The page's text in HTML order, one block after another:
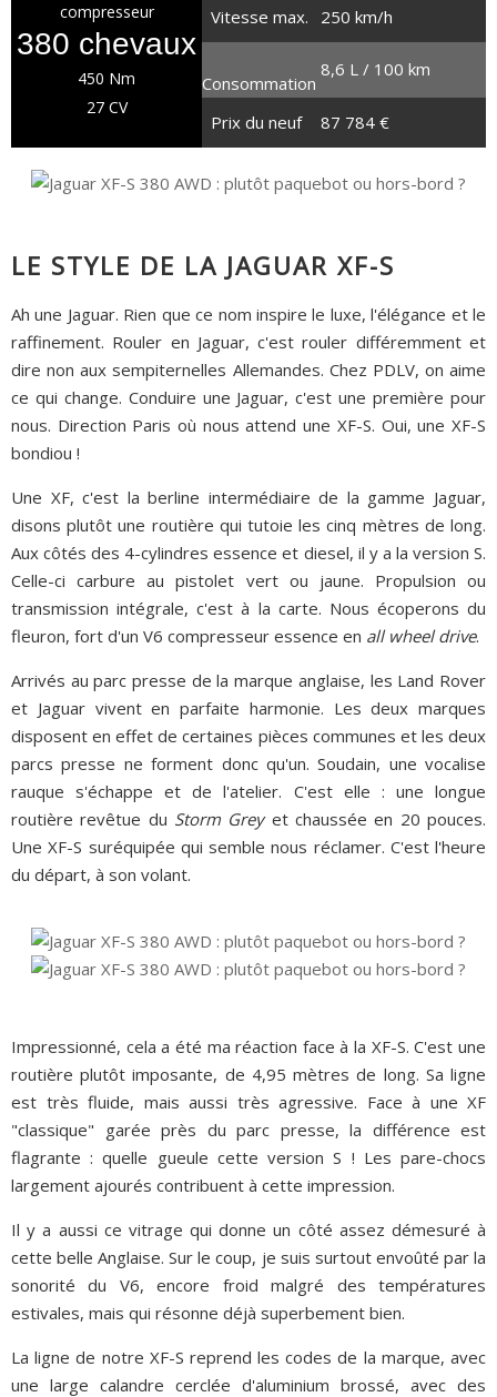
compresseur
380 chevaux
450 Nm
27 CV
Vitesse max. 250 km/h
Consommation
8,6 L / 100 km
Prix du neuf 87 784 €
LE STYLE DE LA JAGUAR XF-S
Ah une Jaguar. Rien que ce nom inspire le luxe, l'élégance et le
raffinement. Rouler en Jaguar, c'est rouler différemment et
dire non aux sempiternelles Allemandes. Chez PDLV, on aime
ce qui change. Conduire une Jaguar, c'est une première pour
nous. Direction Paris où nous attend une XF-S. Oui, une XF-S
bondiou !
Une XF, c'est la berline intermédiaire de la gamme Jaguar,
disons plutôt une routière qui tutoie les cinq mètres de long.
Aux côtés des 4-cylindres essence et diesel, il y a la version S.
Celle-ci carbure au pistolet vert ou jaune. Propulsion ou
transmission intégrale, c'est à la carte. Nous écoperons du
fleuron, fort d'un V6 compresseur essence en all wheel drive.
Arrivés au parc presse de la marque anglaise, les Land Rover
et Jaguar vivent en parfaite harmonie. Les deux marques
disposent en effet de certaines pièces communes et les deux
parcs presse ne forment donc qu'un. Soudain, une vocalise
rauque s'échappe et de l'atelier. C'est elle : une longue
routière revêtue du Storm Greyet chaussée en 20 pouces.
Une XF-S suréquipée qui semble nous réclamer. C'est l'heure
du départ, à son volant.
Impressionné, cela a été ma réaction face à la XF-S. C'est une
routière plutôt imposante, de 4,95 mètres de long. Sa ligne
est très fluide, mais aussi très agressive. Face à une XF
"classique" garée près du parc presse, la différence est
flagrante : quelle gueule cette version S ! Les pare-chocs
largement ajourés contribuent à cette impression.
Il y a aussi ce vitrage qui donne un côté assez démesuré à
cette belle Anglaise. Sur le coup, je suis surtout envoûté par la
sonorité du V6, encore froid malgré des températures
estivales, mais qui résonne déjà superbement bien.
La ligne de notre XF-S reprend les codes de la marque, avec
une large calandre cerclée d'aluminium brossé, avec des